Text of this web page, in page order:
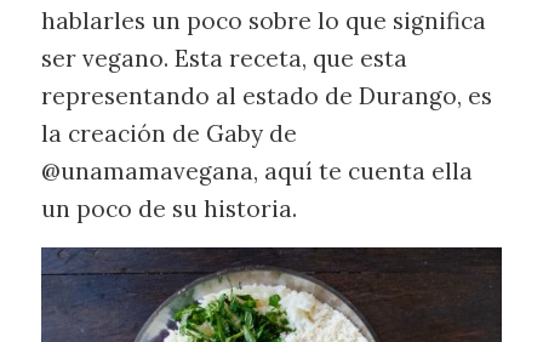
hablarles un poco sobre lo que significa
ser vegano. Esta receta, que esta
representando al estado de Durango, es
la creación de Gaby de
@unamamavegana, aquí te cuenta ella
un poco de su historia.